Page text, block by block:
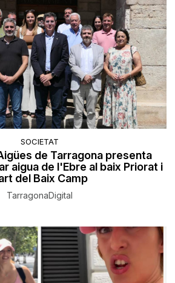
SOCIETAT
de Tarragona presenta
aigua de l'Ebre al baix Priorat i
del Baix Camp
TarragonaDigital